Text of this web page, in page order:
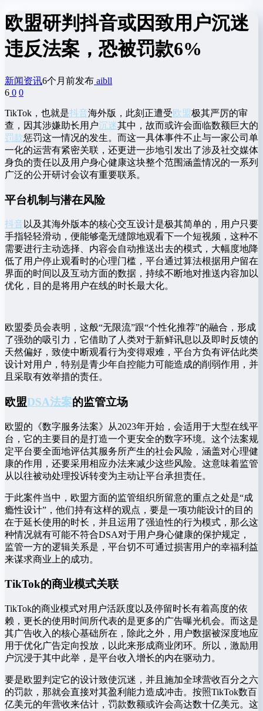
欧盟研判抖音或因致用户沉迷
违反法案，恐被罚款6%
新闻资讯6个月前发布 aibll
6 0 0
TikTok，也就是抖音海外版，此刻正遭受欧盟极其严厉的审
查，因其涉嫌助长用户沉迷其中，故而或许会面临数额巨大的
罚款惩罚这一情况的发生。而这一具体事件不止与一家公司单
一化的运营有紧密关联，还更进一步地引发出了涉及社交媒体
身负的责任以及用户身心健康这块整个范围涵盖情况的一系列
广泛的公开研讨会议有重要联系。
平台机制与潜在风险
抖音 以及其海外版本的核心交互设计是极其简单的，用户只要
手指轻轻滑动，便能够毫无缝隙地观看下一个短视频，这种不
需要进行主动选择、内容会自动推送出去的模式，大幅度地降
低了用户停止观看时的心理门槛，平台通过算法根据用户留在
界面的时间以及互动方面的数据，持续不断地对推送内容加以
优化，目的是将用户在线的时长最大化。
欧盟委员会表明，这般“无限流”跟“个性化推荐”的融合，形成
了强劲的吸引力，它借助了人类对于新鲜讯息以及即时反馈的
天然偏好，致使中断观看行为变得艰难，平台方负有评估此类
设计对用户，特别是青少年自控能力可能造成的削弱作用，并
且采取有效举措的责任。
欧盟DSA法案的监管立场
欧盟的《数字服务法案》从2023年开始，会适用于大型在线平
台，它的主要目的是打造一个更安全的数字环境。这个法案规
定平台要全面地评估其服务所产生的社会风险，涵盖对心理健
康的作用，还要采用相应办法来减少这些风险。这意味着监管
从以往被动处理投诉转变为主动让平台承担责任。
于此案件当中，欧盟方面的监管组织所留意的重点之处是“成
瘾性设计”，他们持有这样的观点，要是一项功能设计的目的
在于延长使用的时长，并且运用了强迫性的行为模式，那么这
种情况就有可能不符合DSA对于用户身心健康的保护规定，
监管一方的逻辑关系是，平台切不可通过损害用户的幸福利益
来谋求商业上的成功。
TikTok的商业模式关联
TikTok的商业模式对用户活跃度以及停留时长有着高度的依
赖，更长的使用时间所代表的是更多的广告曝光机会。而这是
其广告收入的核心基础所在，除此之外，用户数据被深度地应
用于优化广告定向投放，以此来形成商业闭环。所以，激励用
户沉浸于其中此举，是平台收入增长的内在驱动力。
要是欧盟判定它的设计致使沉迷，并且施加全球营收百分之六
的罚款，那就会直接对其盈利能力造成冲击。按照TikTok数百
亿美元的年营收来估计，罚款数额或许会高达数十亿美元。这